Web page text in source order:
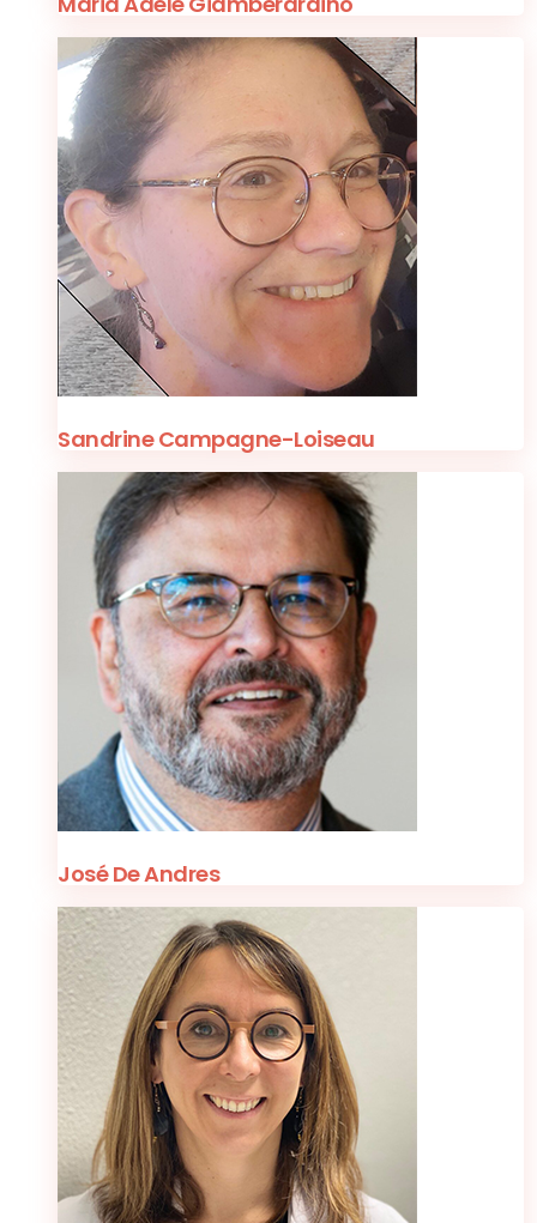
Sandrine Campagne-Loiseau
José De Andres